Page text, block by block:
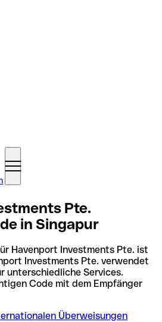
Pte.
in Singapur
Havenport Investments Pte. ist
Investments Pte. verwendet
unterschiedliche Services.
Code mit dem Empfänger
Überweisungen